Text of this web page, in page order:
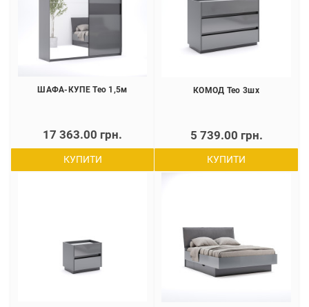
ШАФА-КУПЕ Тео 1,5м
17 363.00 грн.
КУПИТИ
КОМОД Тео 3шх
5 739.00 грн.
КУПИТИ